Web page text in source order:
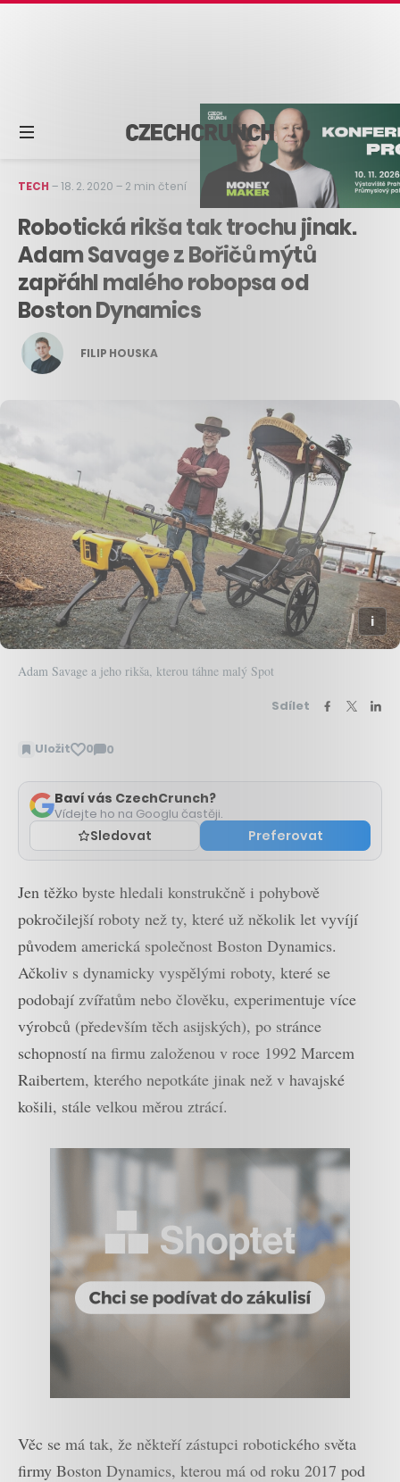
TECH –18. 2. 2020 – 2 min čtení
Robotická rikša tak trochu jinak.
Adam Savage z Bořičů mýtů
zapřáhl malého robopsa od
Boston Dynamics
FILIP HOUSKA
Adam Savage a jeho rikša, kterou táhne malý Spot
Sdílet
Uložit 0 0
Zobrazit
Baví vás CzechCrunch?
Vídejte ho na Googlu častěji.
Sledovat Preferovat
Jen těžko byste hledali konstrukčně i pohybově
pokročilejší roboty než ty, které už několik let vyvíjí
původem americká společnost Boston Dynamics.
Ačkoliv s dynamicky vyspělými roboty, které se
podobají zvířatům nebo člověku, experimentuje více
výrobců (především těch asijských), po stránce
schopností na firmu založenou v roce 1992 Marcem
Raibertem, kterého nepotkáte jinak než v havajské
košili, stále velkou měrou ztrácí.
Věc se má tak, že někteří zástupci robotického světa
firmy Boston Dynamics, kterou má od roku 2017 pod